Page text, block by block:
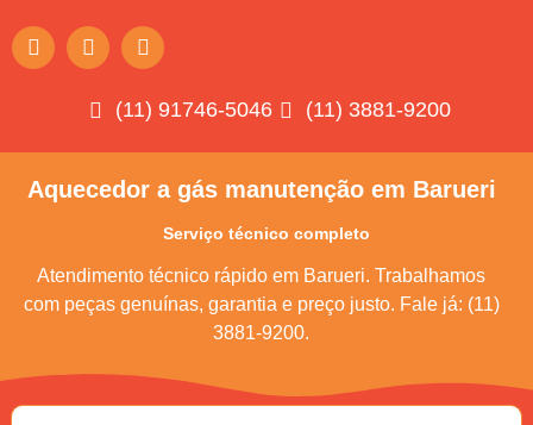
(11) 91746-5046 (11) 3881-9200
Aquecedor a gás manutenção em Barueri
Serviço técnico completo
Atendimento técnico rápido em Barueri. Trabalhamos
com peças genuínas, garantia e preço justo. Fale já: (11)
3881-9200.